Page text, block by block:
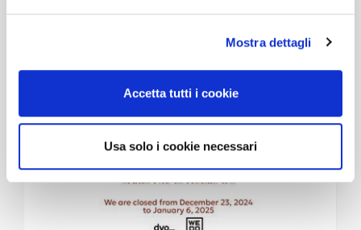
Mostra dettagli
Accetta tutti i cookie
Usa solo i cookie necessari